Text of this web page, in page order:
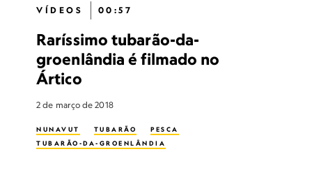
VÍDEOS 00:57
Raríssimo tubarão-da-
groenlândia é filmado no
Ártico
2 de março de 2018
NUNAVUT TUBARÃO
PESCA
TUBARÃO-DA-GROENLÂNDIA